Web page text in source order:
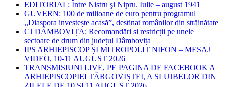
EDITORIAL: Între Nistru şi Nipru. Iulie – august 1941
GUVERN: 100 de milioane de euro pentru programul
,,Diaspora investește acasă”, destinat românilor din străinătate
CJ DÂMBOVIȚA: Recomandări și restricții pe unele
sectoare de drum din județul Dâmbovița
IPS ARHIEPISCOP ȘI MITROPOLIT NIFON – MESAJ
VIDEO, 10-11 AUGUST 2026
TRANSMISIUNI LIVE, PE PAGINA DE FACEBOOK A
ARHIEPISCOPIEI TÂRGOVIȘTEI, A SLUJBELOR DIN